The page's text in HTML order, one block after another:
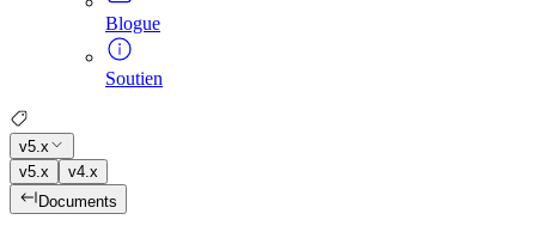
Blogue
Soutien
v5.x
v5.x
v4.x
Documents